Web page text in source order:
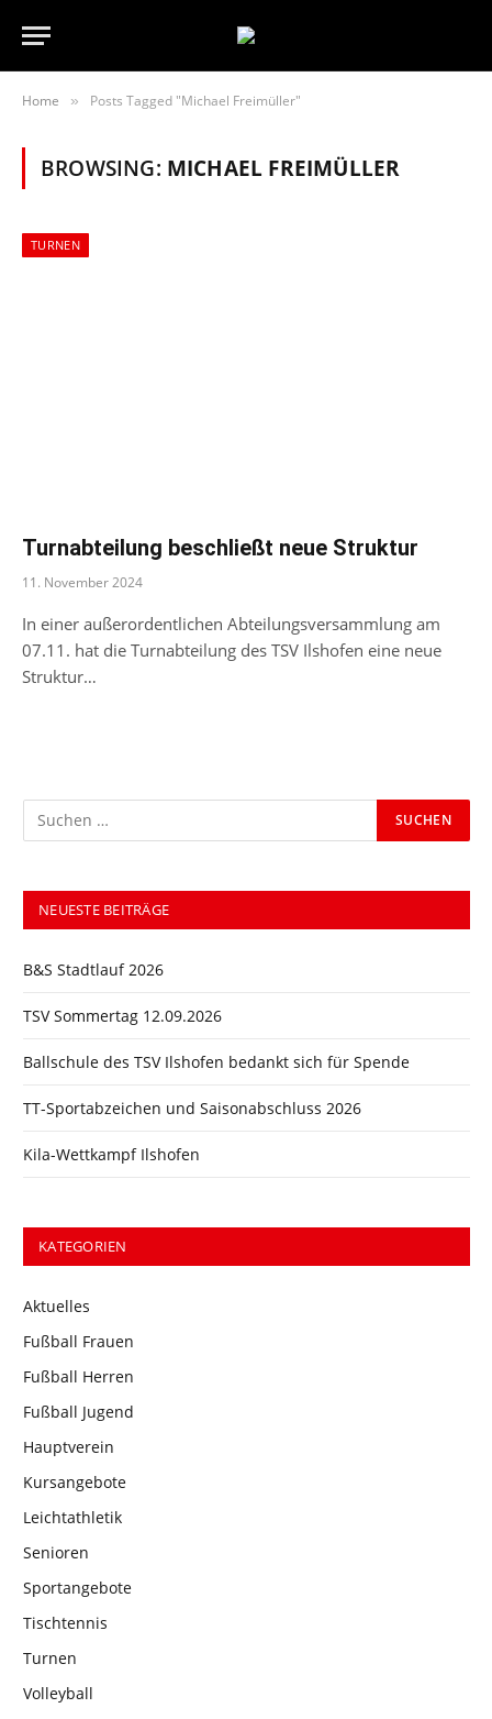
Home » Posts Tagged "Michael Freimüller"
BROWSING: MICHAEL FREIMÜLLER
TURNEN
Turnabteilung beschließt neue Struktur
11. November 2024
In einer außerordentlichen Abteilungsversammlung am
07.11. hat die Turnabteilung des TSV Ilshofen eine neue
Struktur…
NEUESTE BEITRÄGE
B&S Stadtlauf 2026
TSV Sommertag 12.09.2026
Ballschule des TSV Ilshofen bedankt sich für Spende
TT-Sportabzeichen und Saisonabschluss 2026
Kila-Wettkampf Ilshofen
KATEGORIEN
Aktuelles
Fußball Frauen
Fußball Herren
Fußball Jugend
Hauptverein
Kursangebote
Leichtathletik
Senioren
Sportangebote
Tischtennis
Turnen
Volleyball